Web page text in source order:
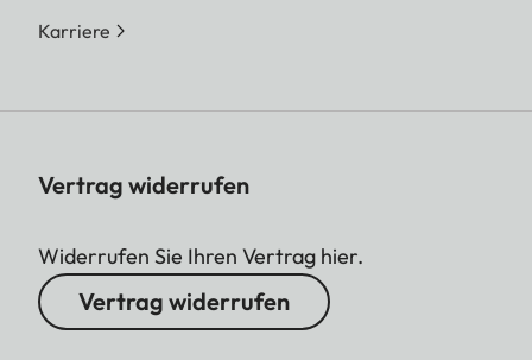
Karriere
Vertrag widerrufen
Widerrufen Sie Ihren Vertrag hier.
Vertrag widerrufen